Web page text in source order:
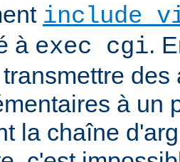
include
à exec cgi.
des
à un
la chaîne